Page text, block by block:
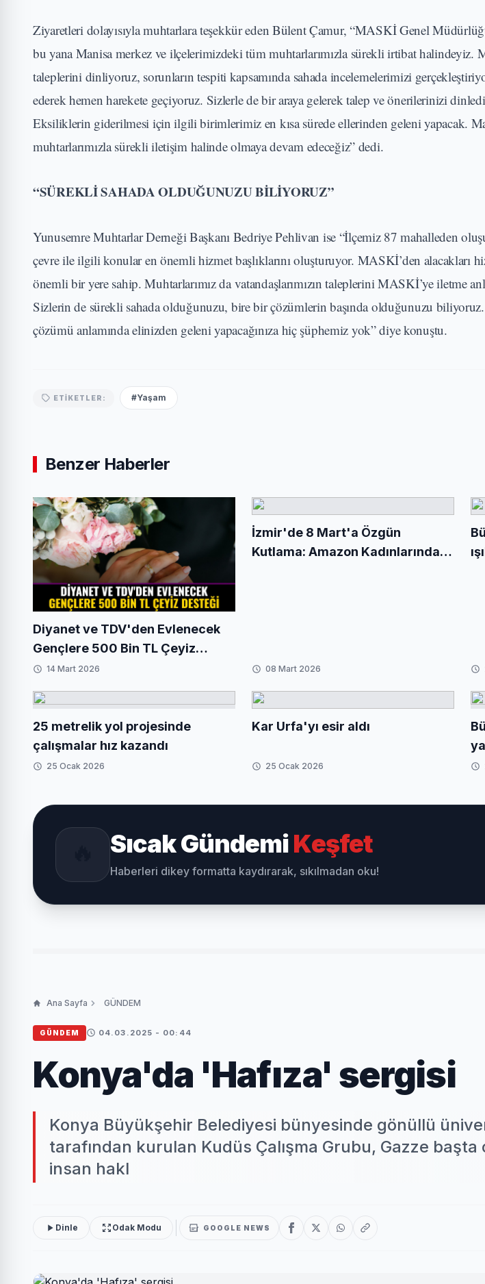
Ziyaretleri dolayısıyla muhtarlara teşekkür eden Bülent Çamur, “MASKİ Genel
bu yana Manisa merkez ve ilçelerimizdeki tüm muhtarlarımızla sürekli irtibat halindeyiz.
taleplerini dinliyoruz, sorunların tespiti kapsamında sahada incelemelerimizi
ederek hemen harekete geçiyoruz. Sizlerle de bir araya gelerek talep ve önerilerinizi
Eksiliklerin giderilmesi için ilgili birimlerimiz en kısa sürede ellerinden geleni yapacak.
muhtarlarımızla sürekli iletişim halinde olmaya devam edeceğiz” dedi.
“SÜREKLİ SAHADA OLDUĞUNUZU BİLİYORUZ”
Yunusemre Muhtarlar Derneği Başkanı Bedriye Pehlivan ise “İlçemiz 87 mahalleden
çevre ile ilgili konular en önemli hizmet başlıklarını oluşturuyor. MASKİ’den alacakları
önemli bir yere sahip. Muhtarlarımız da vatandaşlarımızın taleplerini MASKİ’ye iletme
Sizlerin de sürekli sahada olduğunuzu, bire bir çözümlerin başında olduğunuzu
çözümü anlamında elinizden geleni yapacağınıza hiç şüphemiz yok” diye konuştu.
ETIKETLER: #Yaşam
Benzer Haberler
Diyanet ve TDV'den Evlenecek
Gençlere 500 Bin TL Çeyiz
Desteği
14 Mart 2026
İzmir'de 8 Mart'a Özgün
Kutlama: Amazon Kadınlarından
08 Mart 2026
25 metrelik yol projesinde
çalışmalar hız kazandı
25 Ocak 2026
Kar Urfa'yı esir aldı
25 Ocak 2026
Sıcak GündemiKeşfet
Haberleri dikey formatta kaydırarak, sıkılmadan oku!
Ana Sayfa GÜNDEM
GÜNDEM 04.03.2025 - 00:44
Konya'da 'Hafıza' sergisi
Konya Büyükşehir Belediyesi bünyesinde gönüllü
tarafından kurulan Kudüs Çalışma Grubu, Gazze başta
insan hakl
Dinle Odak Modu GOOGLE NEWS